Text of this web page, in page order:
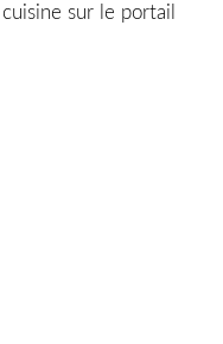
sur le portail